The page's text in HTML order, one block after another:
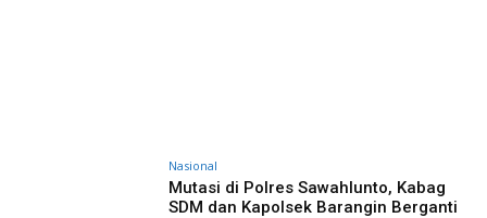
Nasional
Mutasi di Polres Sawahlunto, Kabag
SDM dan Kapolsek Barangin Berganti